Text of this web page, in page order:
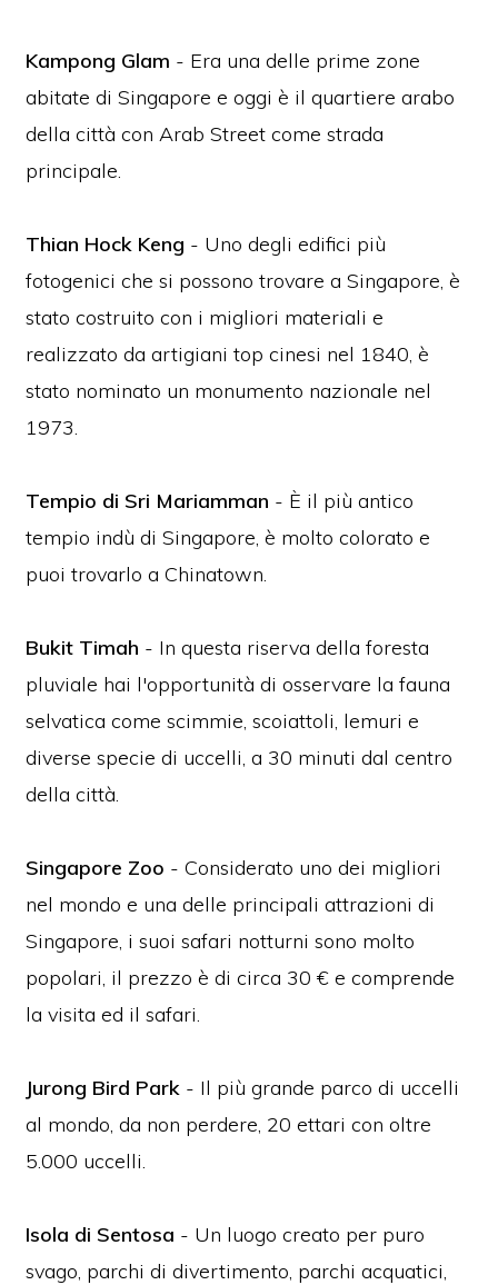
Kampong Glam - Era una delle prime zone
abitate di Singapore e oggi è il quartiere arabo
della città con Arab Street come strada
principale.
Thian Hock Keng - Uno degli edifici più
fotogenici che si possono trovare a Singapore, è
stato costruito con i migliori materiali e
realizzato da artigiani top cinesi nel 1840, è
stato nominato un monumento nazionale nel
1973.
Tempio di Sri Mariamman - È il più antico
tempio indù di Singapore, è molto colorato e
puoi trovarlo a Chinatown.
Bukit Timah - In questa riserva della foresta
pluviale hai l'opportunità di osservare la fauna
selvatica come scimmie, scoiattoli, lemuri e
diverse specie di uccelli, a 30 minuti dal centro
della città.
Singapore Zoo - Considerato uno dei migliori
nel mondo e una delle principali attrazioni di
Singapore, i suoi safari notturni sono molto
popolari, il prezzo è di circa 30 € e comprende
la visita ed il safari.
Jurong Bird Park - Il più grande parco di uccelli
al mondo, da non perdere, 20 ettari con oltre
5.000 uccelli.
Isola di Sentosa - Un luogo creato per puro
svago, parchi di divertimento, parchi acquatici,